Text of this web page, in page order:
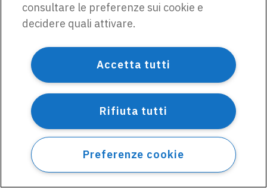
consultare le preferenze sui cookie e
decidere quali attivare.
Accetta tutti
Rifiuta tutti
Preferenze cookie